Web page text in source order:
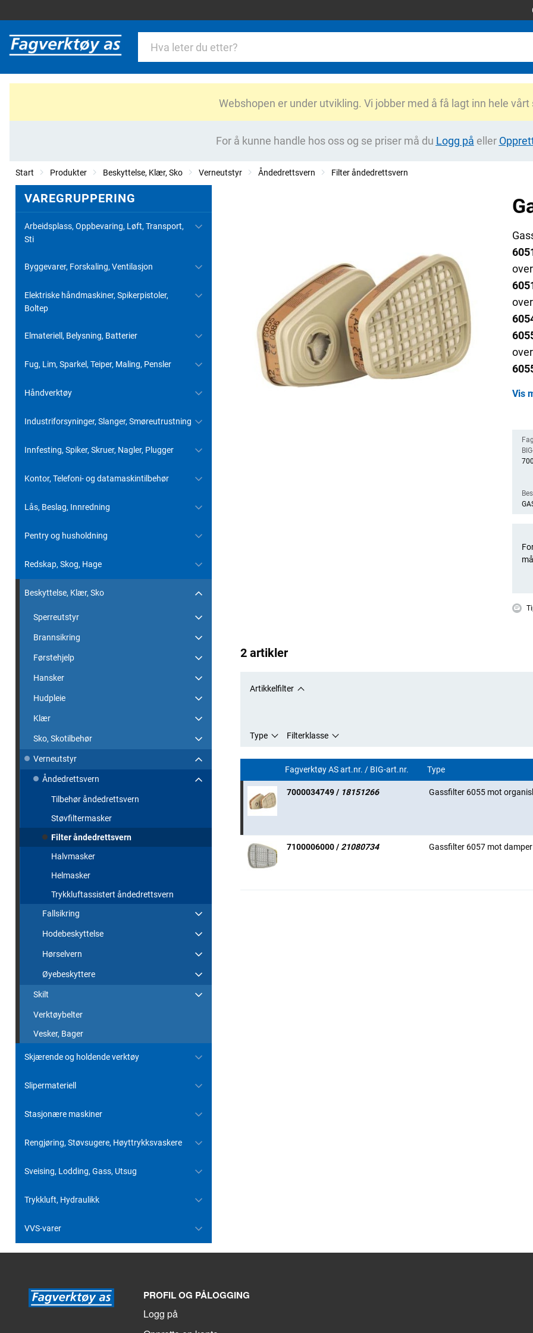
Webshopen er under utvikling. Vi jobber med å få lagt inn hele
For å kunne handle hos oss og se priser må du Logg på eller
Start Produkter Beskyttelse, Klær, Sko Verneutstyr Åndedrettsvern Filter åndedrettsvern
VAREGRUPPERING
Arbeidsplass, Oppbevaring, Løft, Transport,
Sti
Byggevarer, Forskaling, Ventilasjon
Elektriske håndmaskiner, Spikerpistoler,
Boltep
Elmateriell, Belysning, Batterier
Fug, Lim, Sparkel, Teiper, Maling, Pensler
Håndverktøy
Industriforsyninger, Slanger, Smøreutrustning
Innfesting, Spiker, Skruer, Nagler, Plugger
Kontor, Telefoni- og datamaskintilbehør
Lås, Beslag, Innredning
Pentry og husholdning
Redskap, Skog, Hage
Beskyttelse, Klær, Sko
Sperreutstyr
Brannsikring
Førstehjelp
Hansker
Hudpleie
Klær
Sko, Skotilbehør
Verneutstyr
Åndedrettsvern
Tilbehør åndedrettsvern
Støvfiltermasker
Filter åndedrettsvern
Halvmasker
Helmasker
Trykkluftassistert åndedrettsvern
Fallsikring
Hodebeskyttelse
Hørselvern
Øyebeskyttere
Skilt
Verktøybelter
Vesker, Bager
Skjærende og holdende verktøy
Slipermateriell
Stasjonære maskiner
Rengjøring, Støvsugere, Høyttrykksvaskere
Sveising, Lodding, Gass, Utsug
Trykkluft, Hydraulikk
VVS-varer
Vis
2 artikler
Artikkelfilter
Type Filterklasse
Fagverktøy AS art.nr. / BIG-art.nr. Type
7000034749 / 18151266 Gassfilter 6055 mot
7100006000 / 21080734 Gassfilter 6057 mot
PROFIL OG PÅLOGGING
Logg på